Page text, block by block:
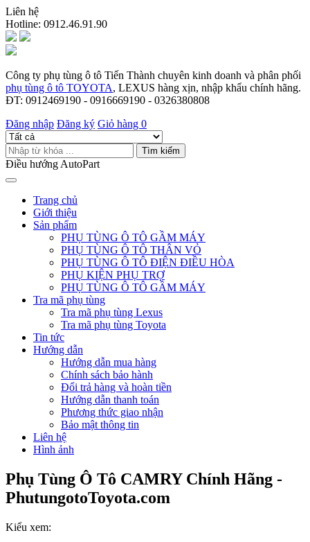
Liên hệ
Hotline: 0912.46.91.90
Công ty phụ tùng ô tô Tiến Thành chuyên kinh doanh và phân phối
phụ tùng ô tô TOYOTA, LEXUS hàng xịn, nhập khẩu chính hãng.
ĐT: 0912469190 - 0916669190 - 0326380808
Đăng nhập Đăng ký Giỏ hàng 0
Tìm kiếm
Điều hướng AutoPart
Trang chủ
Giới thiệu
Sản phẩm
PHỤ TÙNG Ô TÔ GẦM MÁY
PHỤ TÙNG Ô TÔ THÂN VỎ
PHỤ TÙNG Ô TÔ ĐIỆN ĐIỀU HÒA
PHỤ KIỆN PHỤ TRỢ
PHỤ TÙNG Ô TÔ GẦM MÁY
Tra mã phụ tùng
Tra mã phụ tùng Lexus
Tra mã phụ tùng Toyota
Tin tức
Hướng dẫn
Hướng dẫn mua hàng
Chính sách bảo hành
Đổi trả hàng và hoàn tiền
Hướng dẫn thanh toán
Phương thức giao nhận
Bảo mật thông tin
Liên hệ
Hình ảnh
Phụ Tùng Ô Tô CAMRY Chính Hãng -
PhutungotoToyota.com
Kiểu xem: